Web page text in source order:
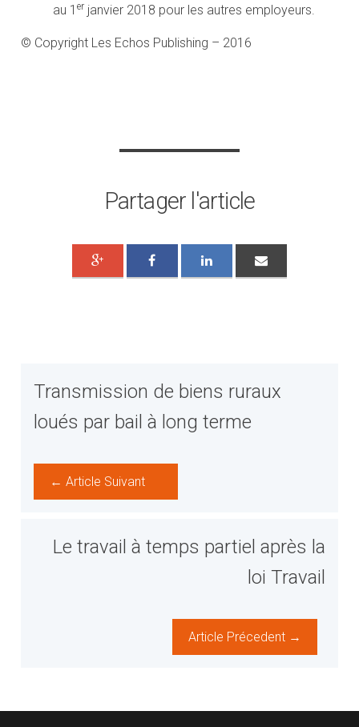
au 1er janvier 2018 pour les autres employeurs.
© Copyright Les Echos Publishing – 2016
Partager l'article
Transmission de biens ruraux
loués par bail à long terme
← Article Suivant
Le travail à temps partiel après la
loi Travail
Article Précedent →